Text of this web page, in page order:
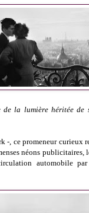
de la lumière héritée de
-, ce promeneur curieux
néons publicitaires,
automobile